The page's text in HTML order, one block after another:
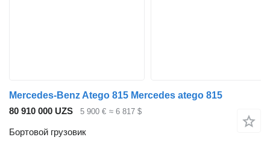
Mercedes-Benz Atego 815 Mercedes atego 815
80 910 000 UZS
5 900 € ≈ 6 817 $
Бортовой грузовик